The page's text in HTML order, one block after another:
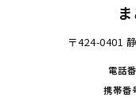
〒424-0401
電話
携帯番